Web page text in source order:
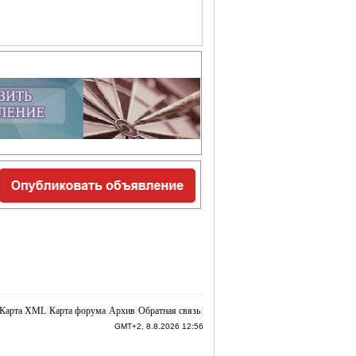
Карта XML|Карта форума|Архив|Обратная связь|
GMT+2, 8.8.2026 12:56